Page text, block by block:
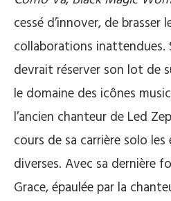
cessé d’innover, de brasser
collaborations inattendues.
devrait réserver son lot de
le domaine des icônes
l’ancien chanteur de Led
cours de sa carrière solo les
diverses. Avec sa dernière
Grace, épaulée par la